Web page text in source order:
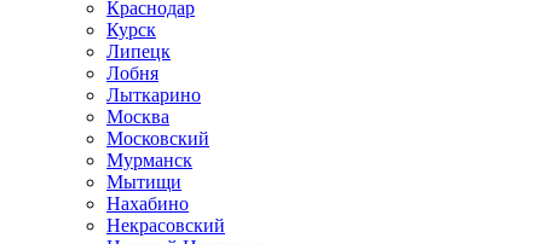
Краснодар
Курск
Липецк
Лобня
Лыткарино
Москва
Московский
Мурманск
Мытищи
Нахабино
Некрасовский